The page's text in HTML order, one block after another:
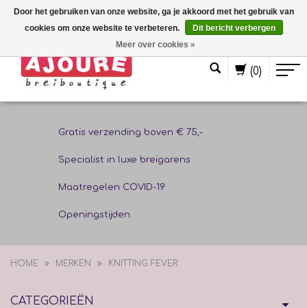
(0)
Gratis verzending boven € 75,-
Specialist in luxe breigarens
Maatregelen COVID-19
Openingstijden
HOME MERKEN KNITTING FEVER
CATEGORIEËN
Door het gebruiken van onze website, ga je akkoord met het gebruik van
cookies om onze website te verbeteren.
Dit bericht verbergen
Meer over cookies »